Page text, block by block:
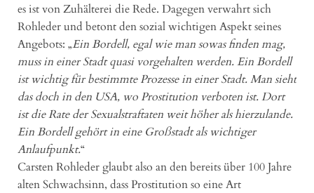
es ist von Zuhälterei die Rede. Dagegen verwahrt sich
Rohleder und betont den sozial wichtigen Aspekt seines
Angebots: „Ein Bordell, egal wie man sowas finden mag,
muss in einer Stadt quasi vorgehalten werden. Ein Bordell
ist wichtig für bestimmte Prozesse in einer Stadt. Man sieht
das doch in den USA, wo Prostitution verboten ist. Dort
ist die Rate der Sexualstraftaten weit höher als hierzulande.
Ein Bordell gehört in eine Großstadt als wichtiger
Anlaufpunkt.“
Carsten Rohleder glaubt also an den bereits über 100 Jahre
alten Schwachsinn, dass Prostitution so eine Art